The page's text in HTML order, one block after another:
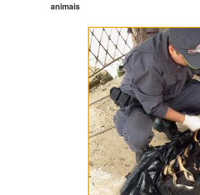
animais